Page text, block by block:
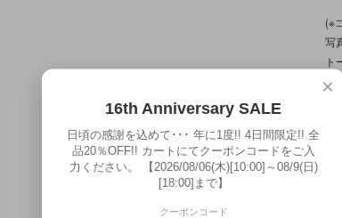
(※
写
ト
(※
※
×
16th Anniversary SALE
日頃の感謝を込めて･･･ 年に1度!! 4日間限定!! 全
品20％OFF!! カートにてクーポンコードをご入
力ください。 【2026/08/06(木)[10:00]～08/9(日)
[18:00]まで】
クーポンコード